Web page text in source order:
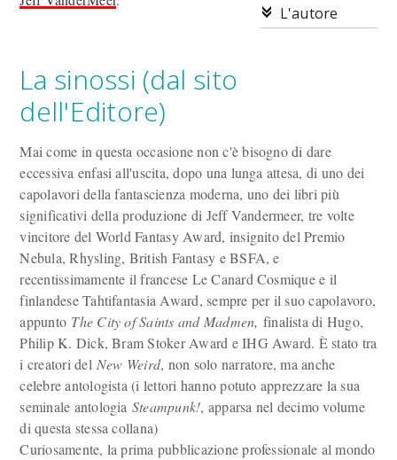
L'autore
La sinossi (dal sito
dell'Editore)
Mai come in questa occasione non c'è bisogno di dare
eccessiva enfasi all'uscita, dopo una lunga attesa, di uno dei
capolavori della fantascienza moderna, uno dei libri più
significativi della produzione di Jeff Vandermeer, tre volte
vincitore del World Fantasy Award, insignito del Premio
Nebula, Rhysling, British Fantasy e BSFA, e
recentissimamente il francese Le Canard Cosmique e il
finlandese Tahtifantasia Award, sempre per il suo capolavoro,
appunto The City of Saints and Madmen, finalista di Hugo,
Philip K. Dick, Bram Stoker Award e IHG Award. È stato tra
i creatori del New Weird, non solo narratore, ma anche
celebre antologista (i lettori hanno potuto apprezzare la sua
seminale antologia Steampunk!, apparsa nel decimo volume
di questa stessa collana)
Curiosamente, la prima pubblicazione professionale al mondo